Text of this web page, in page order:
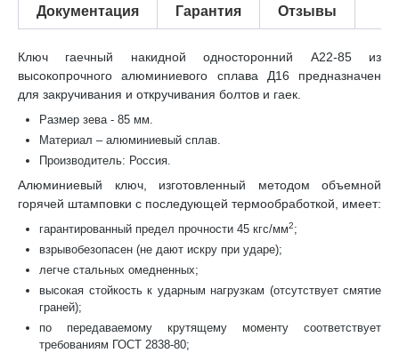
Документация Гарантия Отзывы
Ключ гаечный накидной односторонний А22-85 из
высокопрочного алюминиевого сплава Д16 предназначен
для закручивания и откручивания болтов и гаек.
Размер зева - 85 мм.
Материал – алюминиевый сплав.
Производитель: Россия.
Алюминиевый ключ, изготовленный методом объемной
горячей штамповки с последующей термообработкой, имеет:
гарантированный предел прочности 45 кгс/мм2;
взрывобезопасен (не дают искру при ударе);
легче стальных омедненных;
высокая стойкость к ударным нагрузкам (отсутствует смятие
граней);
по передаваемому крутящему моменту соответствует
требованиям ГОСТ 2838-80;